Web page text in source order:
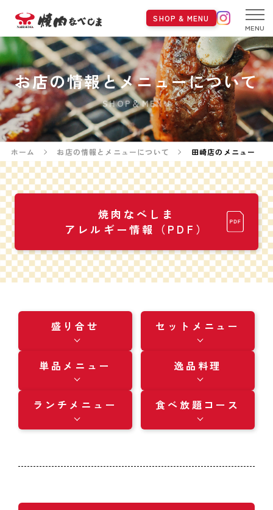
SHOP & MENU
MENU
お店の情報とメニューについて
SHOP＆MENU
ホーム お店の情報とメニューについて 田崎店のメニュー
焼肉なべしま
アレルギー情報（PDF）
盛り合せ セットメニュー
単品メニュー 逸品料理
ランチメニュー 食べ放題コース